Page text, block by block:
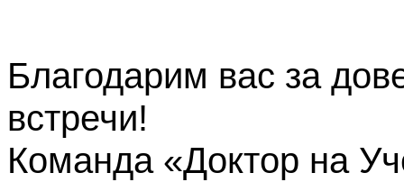
Благодарим вас за
встречи!
Команда «Доктор на